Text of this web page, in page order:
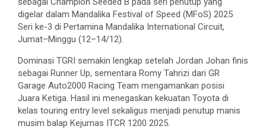
digelar dalam Mandalika Festival of Speed (MFoS) 2025
Seri ke-3 di Pertamina Mandalika International Circuit,
Jumat–Minggu (12–14/12).
Dominasi TGRI semakin lengkap setelah Jordan Johan finis
sebagai Runner Up, sementara Romy Tahrizi dari GR
Garage Auto2000 Racing Team mengamankan posisi
Juara Ketiga. Hasil ini menegaskan kekuatan Toyota di
kelas touring entry level sekaligus menjadi penutup manis
musim balap Kejurnas ITCR 1200 2025.